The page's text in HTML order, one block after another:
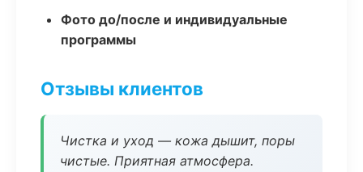
Фото до/после и индивидуальные
программы
Отзывы клиентов
Чистка и уход — кожа дышит, поры
чистые. Приятная атмосфера.